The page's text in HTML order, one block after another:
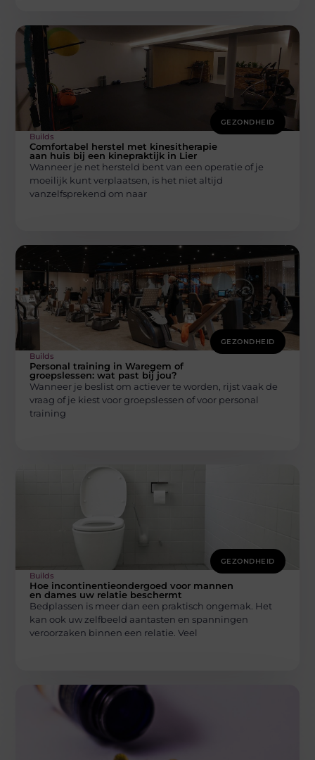
GEZONDHEID
Builds
Comfortabel herstel met kinesitherapie
aan huis bij een kinepraktijk in Lier
Wanneer je net hersteld bent van een operatie of je
moeilijk kunt verplaatsen, is het niet altijd
vanzelfsprekend om naar
GEZONDHEID
Builds
Personal training in Waregem of
groepslessen: wat past bij jou?
Wanneer je beslist om actiever te worden, rijst vaak de
vraag of je kiest voor groepslessen of voor personal
training
GEZONDHEID
Builds
Hoe incontinentieondergoed voor mannen
en dames uw relatie beschermt
Bedplassen is meer dan een praktisch ongemak. Het
kan ook uw zelfbeeld aantasten en spanningen
veroorzaken binnen een relatie. Veel